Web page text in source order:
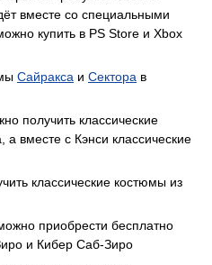
вместе со специальными
купить в PS Store и Xbox
Сайракса и Сектора в
получить классические
вместе с Кэнси классические
классические костюмы из
приобрести бесплатно
и Кибер Саб-Зиро